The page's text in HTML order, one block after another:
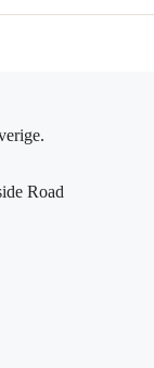
Road